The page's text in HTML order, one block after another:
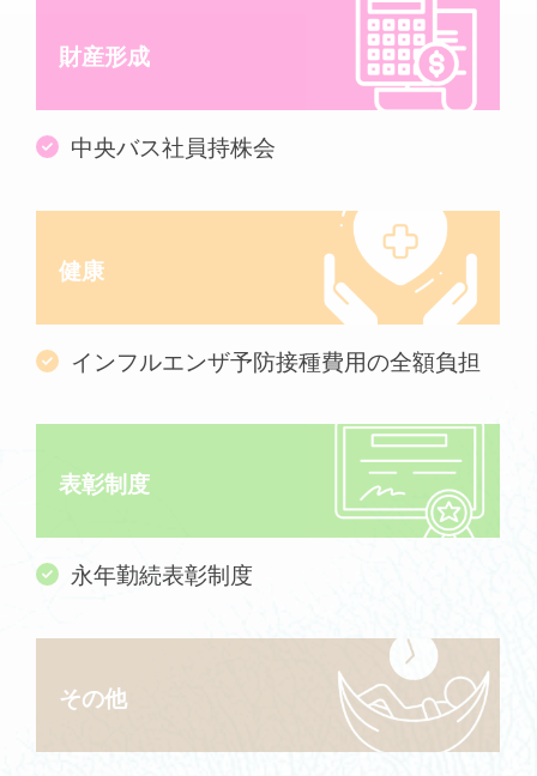
財産形成
中央バス社員持株会
健康
インフルエンザ予防接種費用の全額負担
表彰制度
永年勤続表彰制度
その他